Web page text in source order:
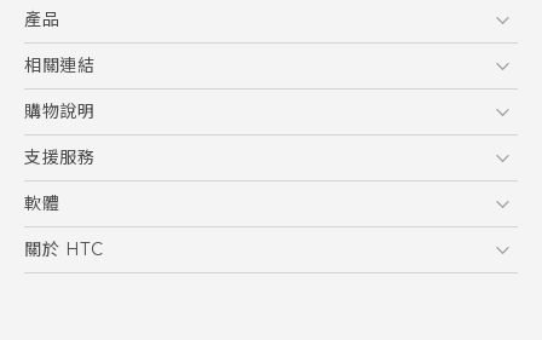
產品
5G
智慧型手機
配件
相關連結
HTC Research
購物說明
購物須知
訂單管理
付款方式
支援服務
到府收送維修服務
服務中心資訊
客戶服務佈告欄
軟體
應用程式
關於 HTC